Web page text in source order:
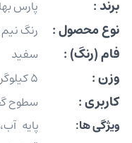
برند : پارس
نوع محصول : رنگ
فام (رنگ) : سفید
وزن : 5 کیلوگرم
کاربری :
سطوح
ویژگی ها:
پایه